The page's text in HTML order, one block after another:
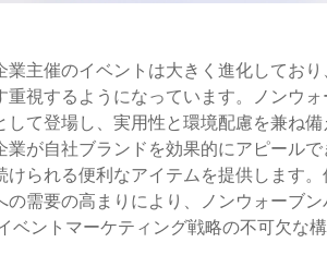
業主催のイベントは大きく進化してお
重視するようになっています。ノンウ
して登場し、実用性と環境配慮を兼ね
業が自社ブランドを効果的にアピール
けられる便利なアイテムを提供します
の需要の高まりにより、ノンウォーブ
ベントマーケティング戦略の不可欠な構